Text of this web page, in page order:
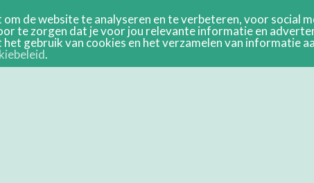
de website te analyseren en te verbeteren, voor social
te zorgen dat je voor jou relevante informatie en
gebruik van cookies en het verzamelen van informatie
.